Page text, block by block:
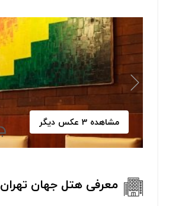
مشاهده 3 عکس دیگر
معرفی هتل جهان تهران